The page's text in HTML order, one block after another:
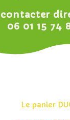
06 01 15 74